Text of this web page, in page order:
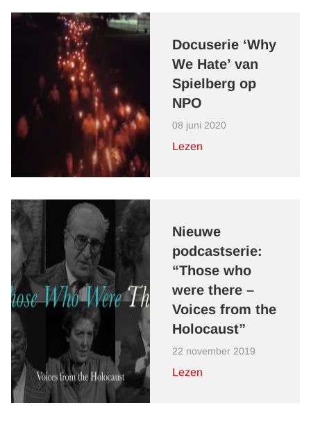
Docuserie ‘Why
We Hate’ van
Spielberg op
NPO
08 juni 2020
Lezen
Nieuwe
podcastserie:
“Those who
were there –
Voices from the
Holocaust”
22 november 2019
Lezen